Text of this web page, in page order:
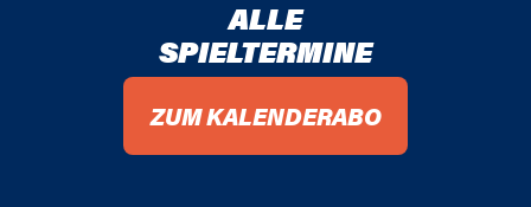
ALLE
SPIELTERMINE
ZUM KALENDERABO